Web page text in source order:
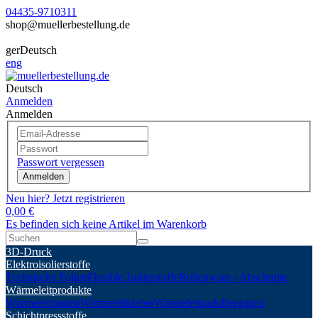
04435-9710311
shop@muellerbestellung.de
gerDeutsch
eng
Deutsch
Anmelden
Anmelden
Passwort vergessen
Anmelden
Neu hier? Jetzt registrieren
0,00 €
Es befinden sich keine Artikel im Warenkorb
3D-Druck
Elektroisolierstoffe
Technische FolienFlexible IsolierstoffeRollenware - Abschnitte
Wärmeleitprodukte
WärmeleitpastenWärmeleitkleberWärmeleitpadsBergquist
Schichtpressstoffe